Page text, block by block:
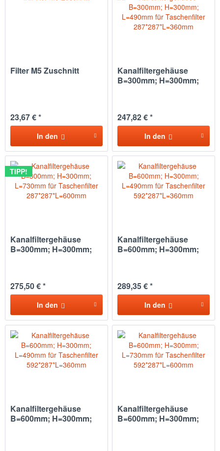
Filter M5 Zuschnitt
23,67 € *
In den
Kanalfiltergehäuse
B=300mm; H=300mm;
247,82 € *
In den
TIPP!
Kanalfiltergehäuse
B=300mm; H=300mm;
275,50 € *
In den
Kanalfiltergehäuse
B=600mm; H=300mm;
289,35 € *
In den
Kanalfiltergehäuse
B=600mm; H=300mm;
Kanalfiltergehäuse
B=600mm; H=300mm;